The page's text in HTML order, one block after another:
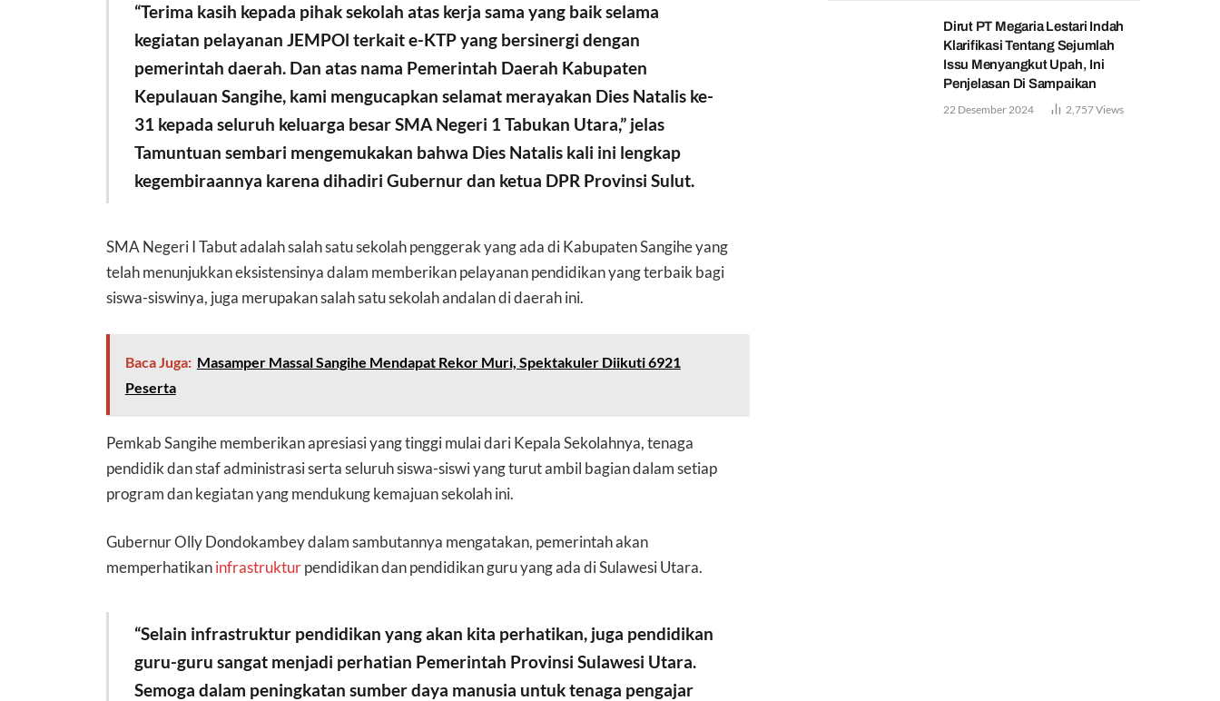
“Terima kasih kepada pihak sekolah atas kerja sama yang baik selama
kegiatan pelayanan JEMPOl terkait e-KTP yang bersinergi dengan
pemerintah daerah. Dan atas nama Pemerintah Daerah Kabupaten
Kepulauan Sangihe, kami mengucapkan selamat merayakan Dies Natalis ke-
31 kepada seluruh keluarga besar SMA Negeri 1 Tabukan Utara,” jelas
Tamuntuan sembari mengemukakan bahwa Dies Natalis kali ini lengkap
kegembiraannya karena dihadiri Gubernur dan ketua DPR Provinsi Sulut.
SMA Negeri I Tabut adalah salah satu sekolah penggerak yang ada di Kabupaten Sangihe yang
telah menunjukkan eksistensinya dalam memberikan pelayanan pendidikan yang terbaik bagi
siswa-siswinya, juga merupakan salah satu sekolah andalan di daerah ini.
Baca Juga: Masamper Massal Sangihe Mendapat Rekor Muri, Spektakuler Diikuti 6921
Peserta
Pemkab Sangihe memberikan apresiasi yang tinggi mulai dari Kepala Sekolahnya, tenaga
pendidik dan staf administrasi serta seluruh siswa-siswi yang turut ambil bagian dalam setiap
program dan kegiatan yang mendukung kemajuan sekolah ini.
Gubernur Olly Dondokambey dalam sambutannya mengatakan, pemerintah akan
memperhatikan infrastruktur pendidikan dan pendidikan guru yang ada di Sulawesi Utara.
“Selain infrastruktur pendidikan yang akan kita perhatikan, juga pendidikan
guru-guru sangat menjadi perhatian Pemerintah Provinsi Sulawesi Utara.
Semoga dalam peningkatan sumber daya manusia untuk tenaga pengajar
Dirut PT Megaria Lestari Indah
Klarifikasi Tentang Sejumlah
Issu Menyangkut Upah, Ini
Penjelasan Di Sampaikan
22 Desember 2024 2,757Views